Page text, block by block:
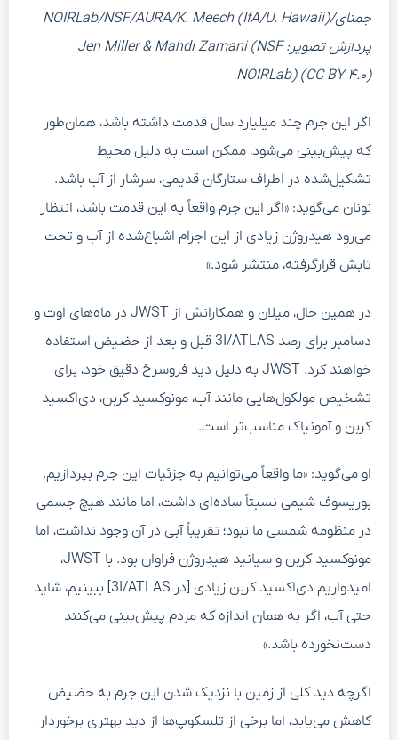
جمنای/NOIRLab/NSF/AURA/K. Meech (IfA/U. Hawaii)
پردازش تصویر: Jen Miller & Mahdi Zamani (NSF
NOIRLab) (CC BY ۴.۰)
اگر این جرم چند میلیارد سال قدمت داشته باشد، همان‌طور
که پیش‌بینی می‌شود، ممکن است به دلیل محیط
تشکیل‌شده در اطراف ستارگان قدیمی، سرشار از آب باشد.
نونان می‌گوید: «اگر این جرم واقعاً به این قدمت باشد، انتظار
می‌رود هیدروژن زیادی از این اجرام اشباع‌شده از آب و تحت
تابش قرارگرفته، منتشر شود.»
در همین حال، میلان و همکارانش از JWST در ماه‌های اوت و
دسامبر برای رصد 3I/ATLAS قبل و بعد از حضیض استفاده
خواهند کرد. JWST به دلیل دید فروسرخ دقیق خود، برای
تشخیص مولکول‌هایی مانند آب، مونوکسید کربن، دی‌اکسید
کربن و آمونیاک مناسب‌تر است.
او می‌گوید: «ما واقعاً می‌توانیم به جزئیات این جرم بپردازیم.
بوریسوف شیمی نسبتاً ساده‌ای داشت، اما مانند هیچ جسمی
در منظومه شمسی ما نبود؛ تقریباً آبی در آن وجود نداشت، اما
مونوکسید کربن و سیانید هیدروژن فراوان بود. با JWST،
امیدواریم دی‌اکسید کربن زیادی [در 3I/ATLAS] ببینیم، شاید
حتی آب، اگر به همان اندازه که مردم پیش‌بینی می‌کنند
دست‌نخورده باشد.»
اگرچه دید کلی از زمین با نزدیک شدن این جرم به حضیض
کاهش می‌یابد، اما برخی از تلسکوپ‌ها از دید بهتری برخوردار